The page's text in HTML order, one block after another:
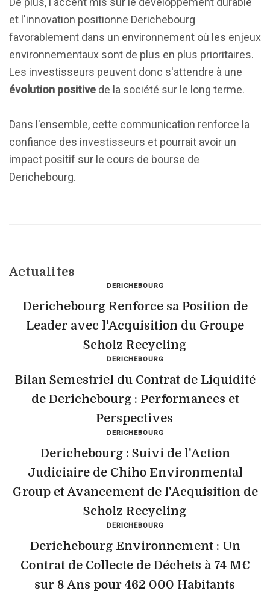
et l'innovation positionne Derichebourg
favorablement dans un environnement où les enjeux
environnementaux sont de plus en plus prioritaires.
Les investisseurs peuvent donc s'attendre à une
évolution positive de la société sur le long terme.
Dans l'ensemble, cette communication renforce la
confiance des investisseurs et pourrait avoir un
impact positif sur le cours de bourse de
Derichebourg.
Actualites
DERICHEBOURG
Derichebourg Renforce sa Position de
Leader avec l'Acquisition du Groupe
Scholz Recycling
DERICHEBOURG
Bilan Semestriel du Contrat de Liquidité
de Derichebourg : Performances et
Perspectives
DERICHEBOURG
Derichebourg : Suivi de l'Action
Judiciaire de Chiho Environmental
Group et Avancement de l'Acquisition de
Scholz Recycling
DERICHEBOURG
Derichebourg Environnement : Un
Contrat de Collecte de Déchets à 74 M€
sur 8 Ans pour 462 000 Habitants